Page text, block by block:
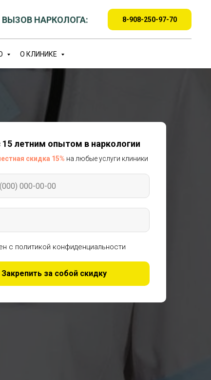
ВЫЗОВ НАРКОЛОГА: 8-908-250-97-70
О КЛИНИКЕ
15 летним опытом в наркологии
скидка 15% на любые услуги клиники
с политикой конфиденциальности
Закрепить за собой скидку